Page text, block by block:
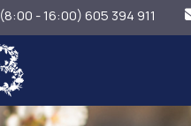
(8:00 - 16:00) 605 394 911